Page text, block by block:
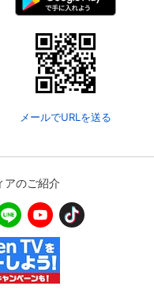
メールでURLを送る
アのご紹介